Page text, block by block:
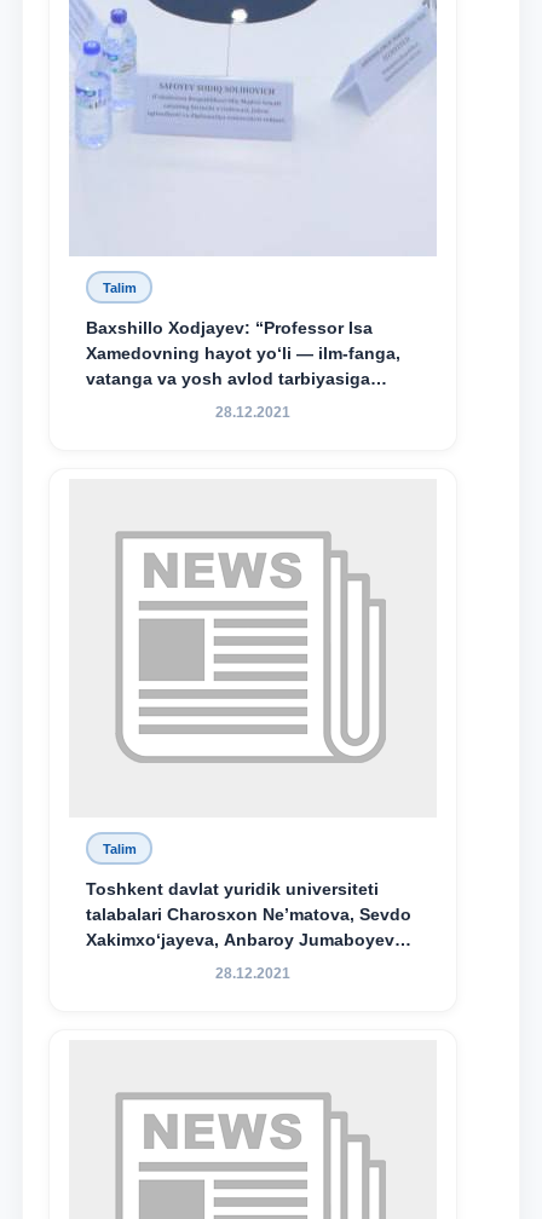
Talim
Baxshillo Xodjayev: “Professor Isa
Xamedovning hayot yo‘li — ilm-fanga,
vatanga va yosh avlod tarbiyasiga
sodiqlikning oliy namunasidir”.
28.12.2021
Talim
Toshkent davlat yuridik universiteti
talabalari Charosxon Ne’matova, Sevdo
Xakimxo‘jayeva, Anbaroy Jumaboyeva
hamda TDYU qoshidagi M.S.Vosiqova
bo‘ldi.
28.12.2021